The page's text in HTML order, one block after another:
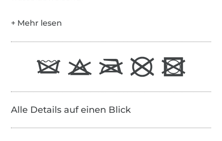
Alle Details auf einen Blick